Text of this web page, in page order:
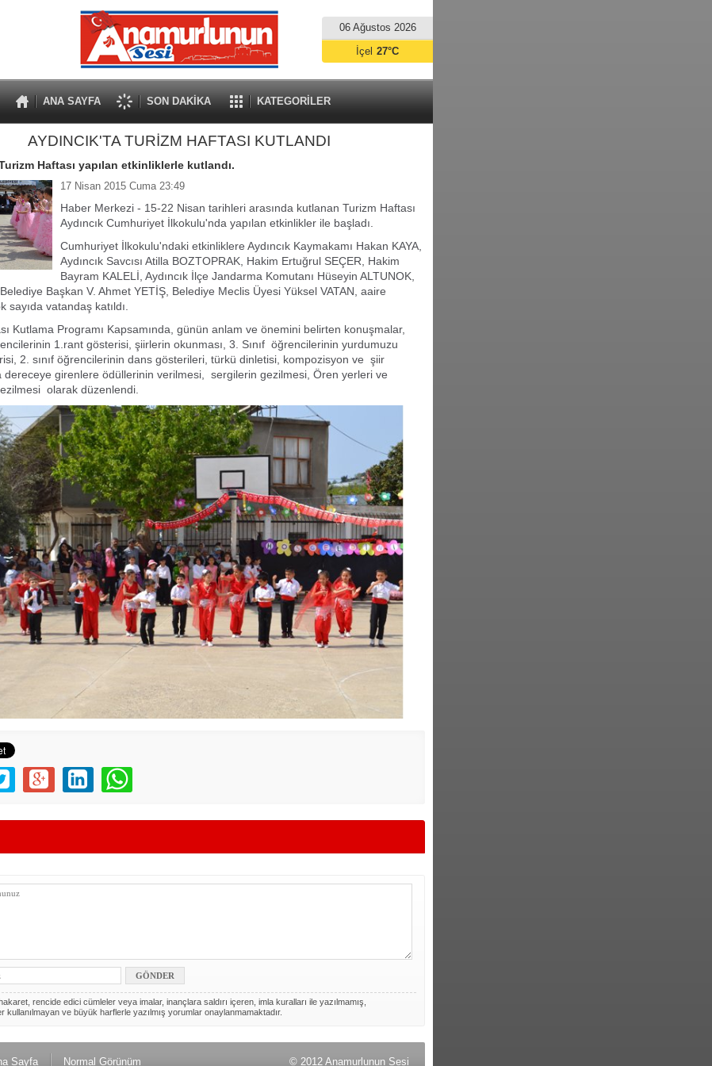
06 Ağustos 2026
ANA SAYFA SON DAKİKA KATEGORİLER
İçel 27°C
AYDINCIK'TA TURİZM HAFTASI KUTLANDI
Haftası yapılan etkinliklerle kutlandı.
17 Nisan 2015 Cuma 23:49
Haber Merkezi - 15-22 Nisan tarihleri arasında kutlanan Turizm Haftası
Aydıncık Cumhuriyet İlkokulu'nda yapılan etkinlikler ile başladı.
Cumhuriyet İlkokulu'ndaki etkinliklere Aydıncık Kaymakamı Hakan KAYA,
Aydıncık Savcısı Atilla BOZTOPRAK, Hakim Ertuğrul SEÇER, Hakim
Bayram KALELİ, Aydıncık İlçe Jandarma Komutanı Hüseyin ALTUNOK,
Belediye Başkan V. Ahmet YETİŞ, Belediye Meclis Üyesi Yüksel VATAN, aaire
sayıda vatandaş katıldı.
Kutlama Programı Kapsamında, günün anlam ve önemini belirten konuşmalar,
1.rant gösterisi, şiirlerin okunması, 3. Sınıf öğrencilerinin yurdumuzu
2. sınıf öğrencilerinin dans gösterileri, türkü dinletisi, kompozisyon ve şiir
dereceye girenlere ödüllerinin verilmesi, sergilerin gezilmesi, Ören yerleri ve
olarak düzenlendi.
rencide edici cümleler veya imalar, inançlara saldırı içeren, imla kuralları ile yazılmamış,
kullanılmayan ve büyük harflerle yazılmış yorumlar onaylanmamaktadır.
Sayfa Normal Görünüm © 2012 Anamurlunun Sesi